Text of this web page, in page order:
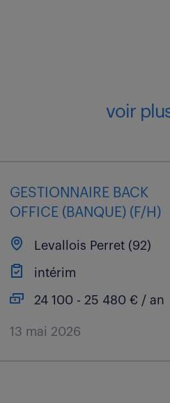
voir
GESTIONNAIRE BACK
OFFICE (BANQUE) (F/H)
Levallois Perret (92)
intérim
24 100 - 25 480 € / an
13 mai 2026